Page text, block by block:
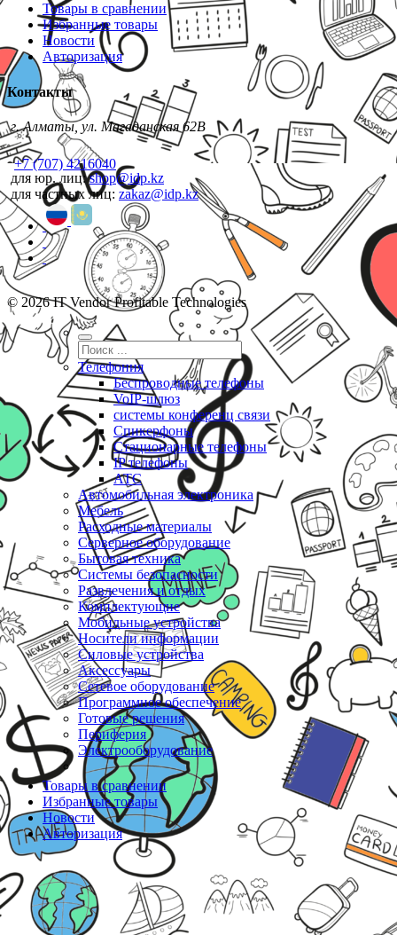
Товары в сравнении
Избранные товары
Новости
Авторизация
Контакты
г. Алматы, ул. Магаданская 62В
+7 (707) 4216040
для юр. лиц:shop@idp.kz
для частных лиц: zakaz@idp.kz
© 2026 IT Vendor Profitable Technologies
Телефония
Беспроводные телефоны
VoIP-шлюз
системы конференц связи
Спикерфоны
Стационарные телефоны
IP телефоны
АТС
Автомобильная электроника
Мебель
Расходные материалы
Серверное оборудование
Бытовая техника
Системы безопасности
Развлечения и отдых
Комплектующие
Мобильные устройства
Носители информации
Силовые устройства
Аксессуары
Сетевое оборудование
Программное обеспечение
Готовые решения
Периферия
Электрооборудование
Товары в сравнении
Избранные товары
Новости
Авторизация